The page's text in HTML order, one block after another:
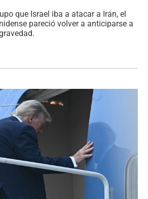
que Israel iba a atacar a Irán, el
pareció volver a anticiparse a